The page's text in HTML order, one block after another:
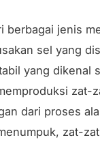
berbagai jenis
sel yang
yang dikenal
zat-
dari proses
zat-